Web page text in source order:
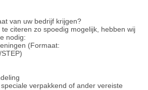
van uw bedrijf krijgen?
citeren zo spoedig mogelijk, hebben wij
nodig:
(Formaat:
verpakkend of ander vereiste